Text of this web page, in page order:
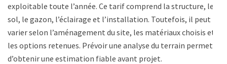
exploitable toute l’année. Ce tarif comprend la structure, le
sol, le gazon, l’éclairage et l’installation. Toutefois, il peut
varier selon l’aménagement du site, les matériaux choisis et
les options retenues. Prévoir une analyse du terrain permet
d’obtenir une estimation fiable avant projet.